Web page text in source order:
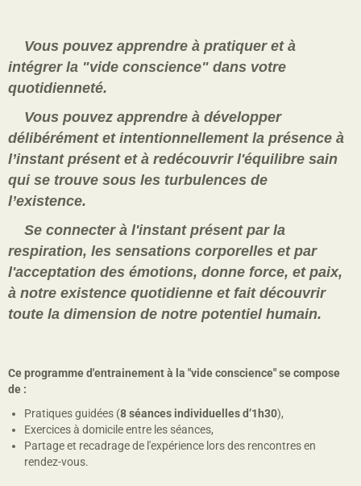
Vous pouvez apprendre à pratiquer et à
intégrer la "vide conscience" dans votre
quotidienneté.
Vous pouvez apprendre à développer
délibérément et intentionnellement la présence à
l’instant présent et à redécouvrir l'équilibre sain
qui se trouve sous les turbulences de
l’existence.
Se connecter à l'instant présent par la
respiration, les sensations corporelles et par
l'acceptation des émotions, donne force, et paix,
à notre existence quotidienne et fait découvrir
toute la dimension de notre potentiel humain.
Ce programme d'entrainement à la "vide conscience" se compose
de :
Pratiques guidées (8 séances individuelles d’1h30),
Exercices à domicile entre les séances,
Partage et recadrage de l'expérience lors des rencontres en
rendez-vous.